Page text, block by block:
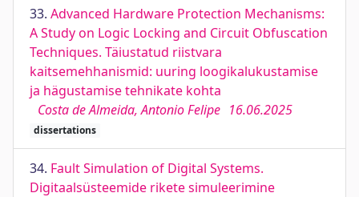
33. Advanced Hardware Protection Mechanisms:
A Study on Logic Locking and Circuit Obfuscation
Techniques. Täiustatud riistvara
kaitsemehhanismid: uuring loogikalukustamise
ja hägustamise tehnikate kohta
Costa de Almeida, Antonio Felipe 16.06.2025
dissertations
34. Fault Simulation of Digital Systems.
Digitaalsüsteemide rikete simuleerimine